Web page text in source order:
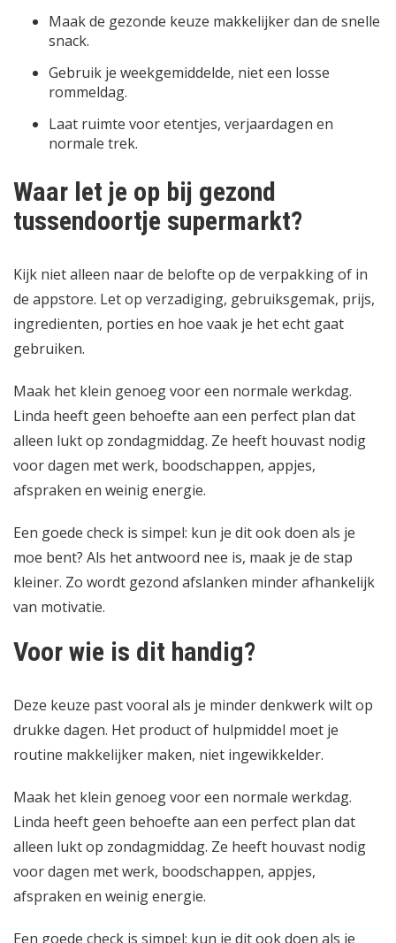
Maak de gezonde keuze makkelijker dan de snelle
snack.
Gebruik je weekgemiddelde, niet een losse
rommeldag.
Laat ruimte voor etentjes, verjaardagen en
normale trek.
Waar let je op bij gezond
tussendoortje supermarkt?
Kijk niet alleen naar de belofte op de verpakking of in
de appstore. Let op verzadiging, gebruiksgemak, prijs,
ingredienten, porties en hoe vaak je het echt gaat
gebruiken.
Maak het klein genoeg voor een normale werkdag.
Linda heeft geen behoefte aan een perfect plan dat
alleen lukt op zondagmiddag. Ze heeft houvast nodig
voor dagen met werk, boodschappen, appjes,
afspraken en weinig energie.
Een goede check is simpel: kun je dit ook doen als je
moe bent? Als het antwoord nee is, maak je de stap
kleiner. Zo wordt gezond afslanken minder afhankelijk
van motivatie.
Voor wie is dit handig?
Deze keuze past vooral als je minder denkwerk wilt op
drukke dagen. Het product of hulpmiddel moet je
routine makkelijker maken, niet ingewikkelder.
Maak het klein genoeg voor een normale werkdag.
Linda heeft geen behoefte aan een perfect plan dat
alleen lukt op zondagmiddag. Ze heeft houvast nodig
voor dagen met werk, boodschappen, appjes,
afspraken en weinig energie.
Een goede check is simpel: kun je dit ook doen als je